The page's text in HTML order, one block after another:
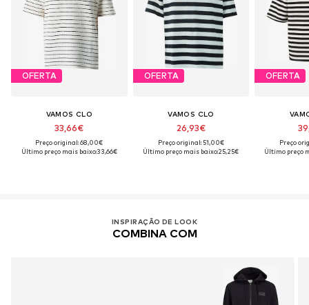
OFERTA
VAMOS CLO
33,66€
Preço original: 68,00€
Último preço mais baixo:33,66€
OFERTA
VAMOS CLO
26,93€
Preço original: 51,00€
Último preço mais baixo:25,25€
OFERTA
Preço
Último preço
INSPIRAÇÃO DE LOOK
COMBINA COM